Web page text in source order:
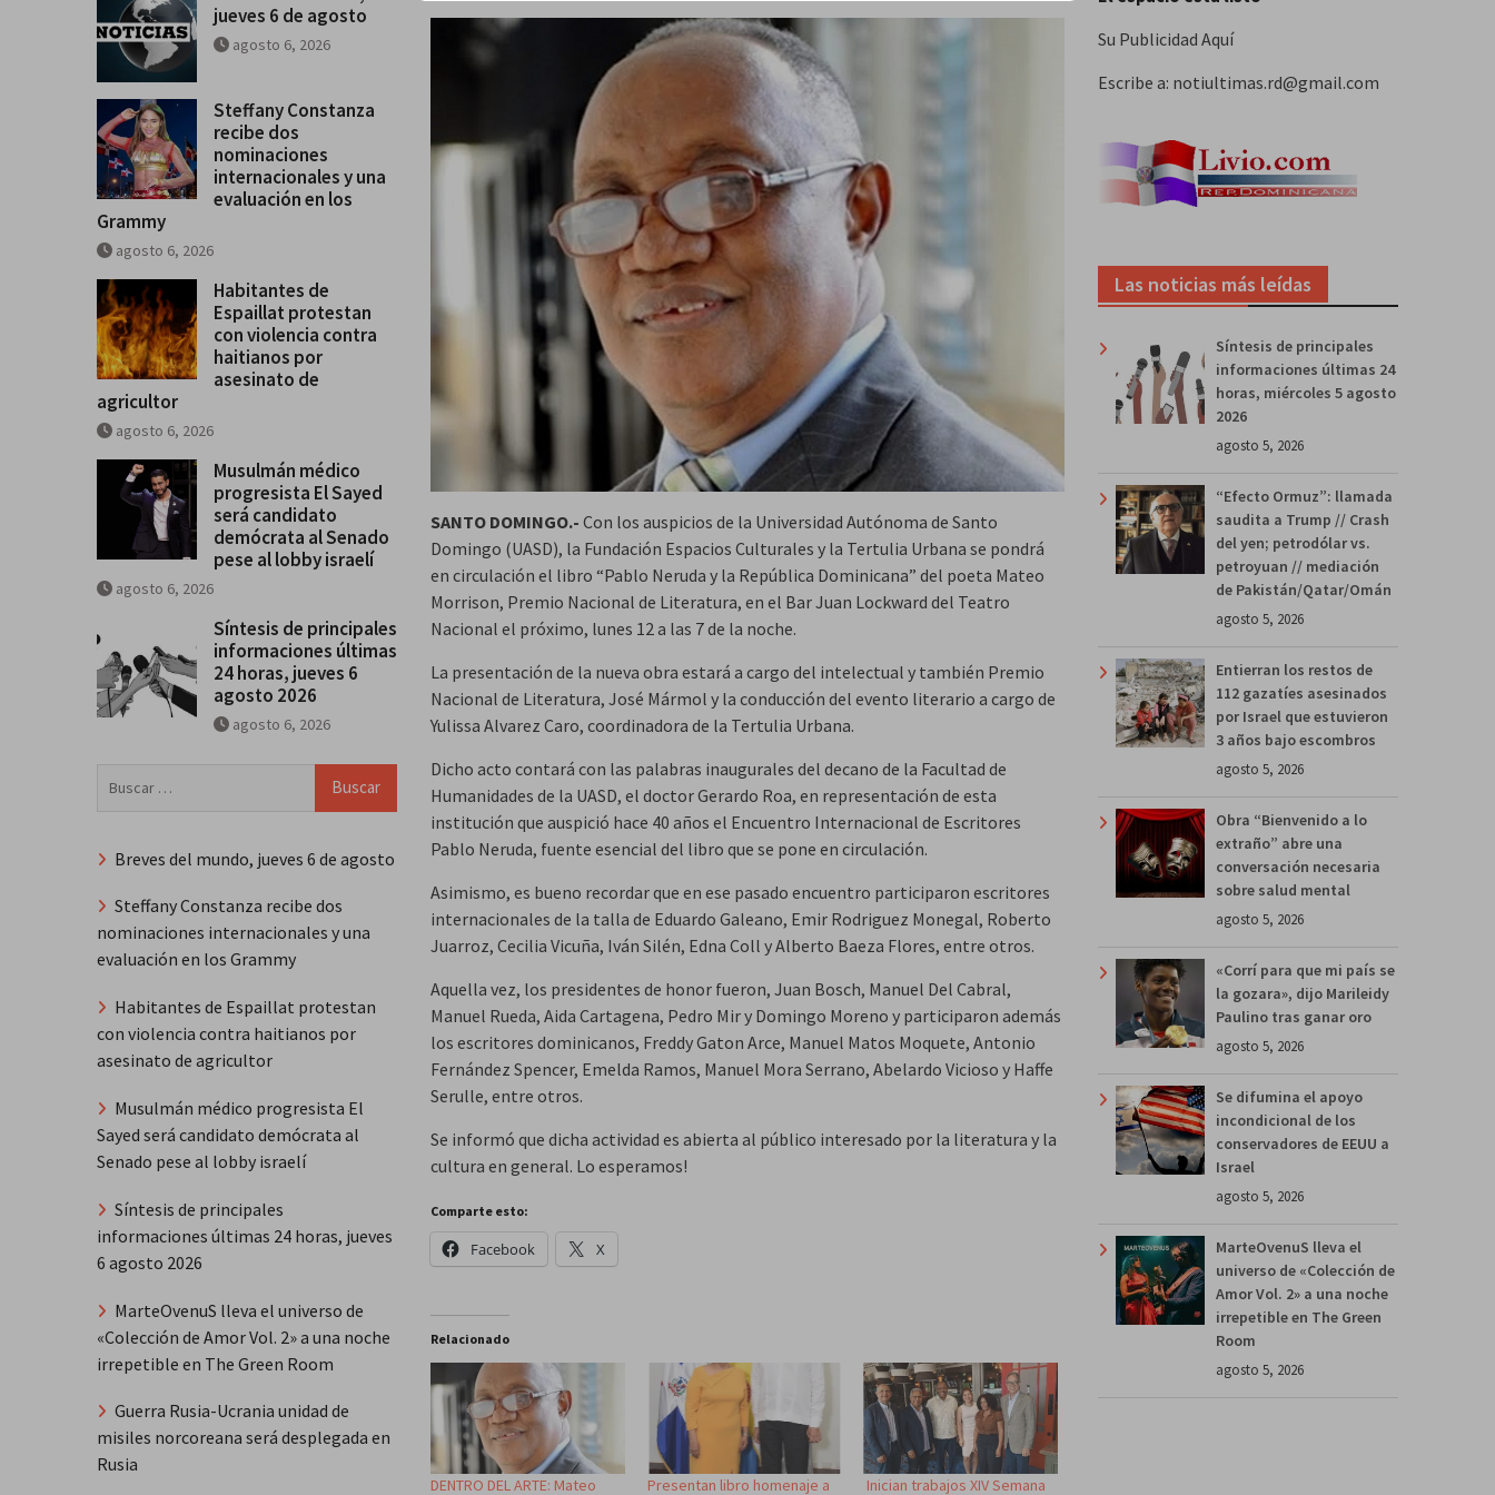
SANTO DOMINGO.- Con los auspicios de la Universidad Autónoma de Santo
Domingo (UASD), la Fundación Espacios Culturales y la Tertulia Urbana se pondrá
en circulación el libro “Pablo Neruda y la República Dominicana” del poeta Mateo
Morrison, Premio Nacional de Literatura, en el Bar Juan Lockward del Teatro
Nacional el próximo, lunes 12 a las 7 de la noche.
La presentación de la nueva obra estará a cargo del intelectual y también Premio
Nacional de Literatura, José Mármol y la conducción del evento literario a cargo de
Yulissa Alvarez Caro, coordinadora de la Tertulia Urbana.
Dicho acto contará con las palabras inaugurales del decano de la Facultad de
Humanidades de la UASD, el doctor Gerardo Roa, en representación de esta
institución que auspició hace 40 años el Encuentro Internacional de Escritores
Pablo Neruda, fuente esencial del libro que se pone en circulación.
Asimismo, es bueno recordar que en ese pasado encuentro participaron escritores
internacionales de la talla de Eduardo Galeano, Emir Rodriguez Monegal, Roberto
Juarroz, Cecilia Vicuña, Iván Silén, Edna Coll y Alberto Baeza Flores, entre otros.
Aquella vez, los presidentes de honor fueron, Juan Bosch, Manuel Del Cabral,
Manuel Rueda, Aida Cartagena, Pedro Mir y Domingo Moreno y participaron además
los escritores dominicanos, Freddy Gaton Arce, Manuel Matos Moquete, Antonio
Fernández Spencer, Emelda Ramos, Manuel Mora Serrano, Abelardo Vicioso y Haffe
Serulle, entre otros.
Se informó que dicha actividad es abierta al público interesado por la literatura y la
cultura en general. Lo esperamos!
Comparte esto:
Facebook X
Relacionado
DENTRO DEL ARTE: Mateo
Presentan libro homenaje a
Inician trabajos XIV Semana
Su Publicidad Aquí
Escribe a: notiultimas.rd@gmail.com
Las noticias más leídas
Síntesis de principales
informaciones últimas 24
horas, miércoles 5 agosto
2026
agosto 5, 2026
“Efecto Ormuz”: llamada
saudita a Trump // Crash
del yen; petrodólar vs.
petroyuan // mediación
de Pakistán/Qatar/Omán
agosto 5, 2026
Entierran los restos de
112 gazatíes asesinados
por Israel que estuvieron
3 años bajo escombros
agosto 5, 2026
Obra “Bienvenido a lo
extraño” abre una
conversación necesaria
sobre salud mental
agosto 5, 2026
«Corrí para que mi país se
la gozara», dijo Marileidy
Paulino tras ganar oro
agosto 5, 2026
Se difumina el apoyo
incondicional de los
conservadores de EEUU a
Israel
agosto 5, 2026
MarteOvenuS lleva el
universo de «Colección de
Amor Vol. 2» a una noche
irrepetible en The Green
Room
agosto 5, 2026
jueves 6 de agosto
agosto 6, 2026
Steffany Constanza
recibe dos
nominaciones
internacionales y una
evaluación en los
Grammy
agosto 6, 2026
Habitantes de
Espaillat protestan
con violencia contra
haitianos por
asesinato de
agricultor
agosto 6, 2026
Musulmán médico
progresista El Sayed
será candidato
demócrata al Senado
pese al lobby israelí
agosto 6, 2026
Síntesis de principales
informaciones últimas
24 horas, jueves 6
agosto 2026
agosto 6, 2026
Breves del mundo, jueves 6 de agosto
Steffany Constanza recibe dos
nominaciones internacionales y una
evaluación en los Grammy
Habitantes de Espaillat protestan
con violencia contra haitianos por
asesinato de agricultor
Musulmán médico progresista El
Sayed será candidato demócrata al
Senado pese al lobby israelí
Síntesis de principales
informaciones últimas 24 horas, jueves
6 agosto 2026
MarteOvenuS lleva el universo de
«Colección de Amor Vol. 2» a una noche
irrepetible en The Green Room
Guerra Rusia-Ucrania unidad de
misiles norcoreana será desplegada en
Rusia